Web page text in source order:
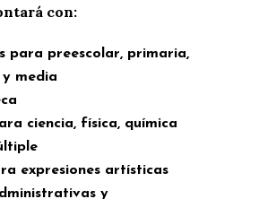
con:
para preescolar, primaria,
media
ciencia, física, química
expresiones artísticas
y